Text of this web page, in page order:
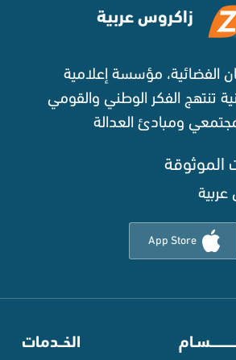
زاكروس عربية
مؤسسة إعلامية
تنتهج الفكر الوطني والقومي
ومبادئ العدالة
الموثوقة‌
App Store
الخــدمات